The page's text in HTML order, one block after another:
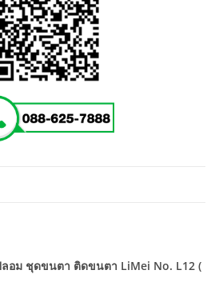
อม ชุดขนตา ติดขนตา LiMei No. L12 (